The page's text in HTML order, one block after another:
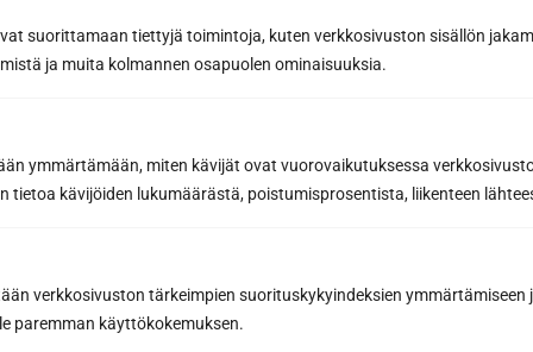
suorittamaan tiettyjä toimintoja, kuten verkkosivuston sisällön
ja muita kolmannen osapuolen ominaisuuksia.
ymmärtämään, miten kävijät ovat vuorovaikutuksessa
tietoa kävijöiden lukumäärästä, poistumisprosentista, liikenteen
verkkosivuston tärkeimpien suorituskykyindeksien ymmärtämiseen
paremman käyttökokemuksen.
Email address *
Subscribe to the newsletter
You can cancel your subscription at any time and you will not be
bound by it.